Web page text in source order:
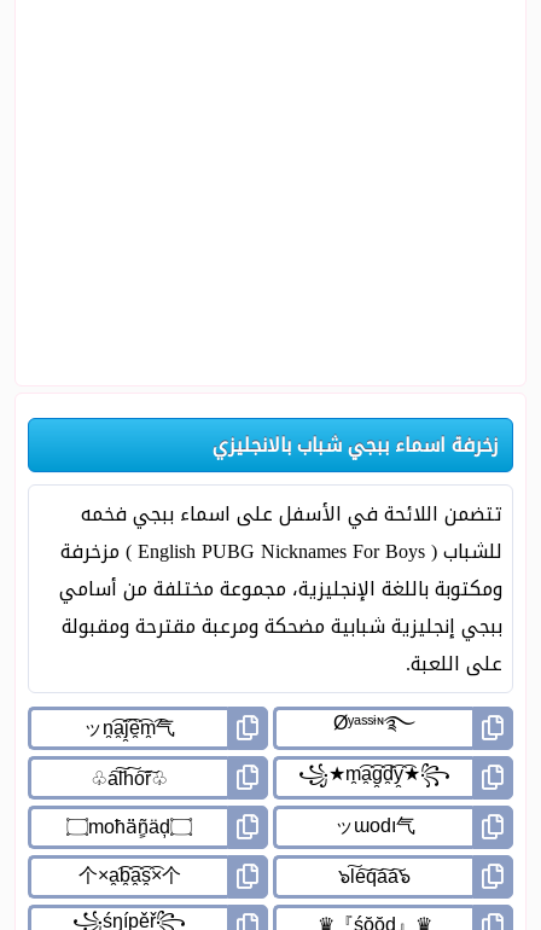
زخرفة اسماء ببجي شباب بالانجليزي
تتضمن اللائحة في الأسفل على اسماء ببجي فخمه
للشباب ( English PUBG Nicknames For Boys ) مزخرفة
ومكتوبة باللغة الإنجليزية، مجموعة مختلفة من أسامي
ببجي إنجليزية شبابية مضحكة ومرعبة مقترحة ومقبولة
على اللعبة.